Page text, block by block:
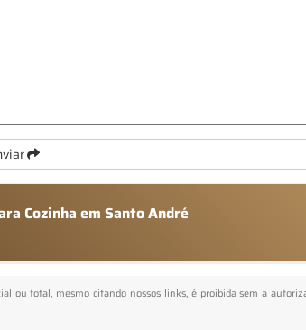
Cozinha em Santo André
ou total, mesmo citando nossos links, é proibida sem a